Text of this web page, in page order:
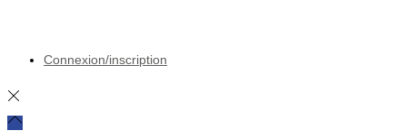
Connexion/inscription